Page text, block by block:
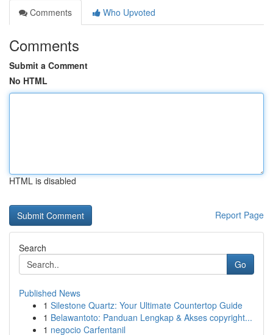
Comments
Who Upvoted
Comments
Submit a Comment
No HTML
HTML is disabled
Report Page
Search
Go
Published News
1 Silestone Quartz: Your Ultimate Countertop Guide
1 Belawantoto: Panduan Lengkap & Akses copyright...
1 negocio Carfentanil